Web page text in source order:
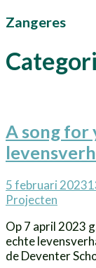
Zangeres
A song for
Posted
on
5 februari 2023
Projecten
Op 7 april 2023
echte
de Deventer